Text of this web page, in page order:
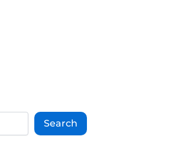
Search